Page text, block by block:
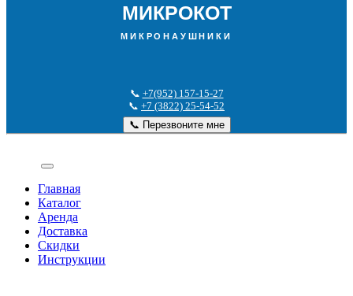
МИКРОКОТ
МИКРОНАУШНИКИ
📞 +7(952) 157-15-27
📞 +7 (3822) 25-54-52
📞 Перезвоните мне
Главная
Каталог
Аренда
Доставка
Скидки
Инструкции